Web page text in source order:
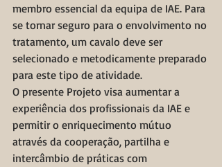
membro essencial da equipa de IAE. Para
se tornar seguro para o envolvimento no
tratamento, um cavalo deve ser
selecionado e metodicamente preparado
para este tipo de atividade.
O presente Projeto visa aumentar a
experiência dos profissionais da IAE e
permitir o enriquecimento mútuo
através da cooperação, partilha e
intercâmbio de práticas com